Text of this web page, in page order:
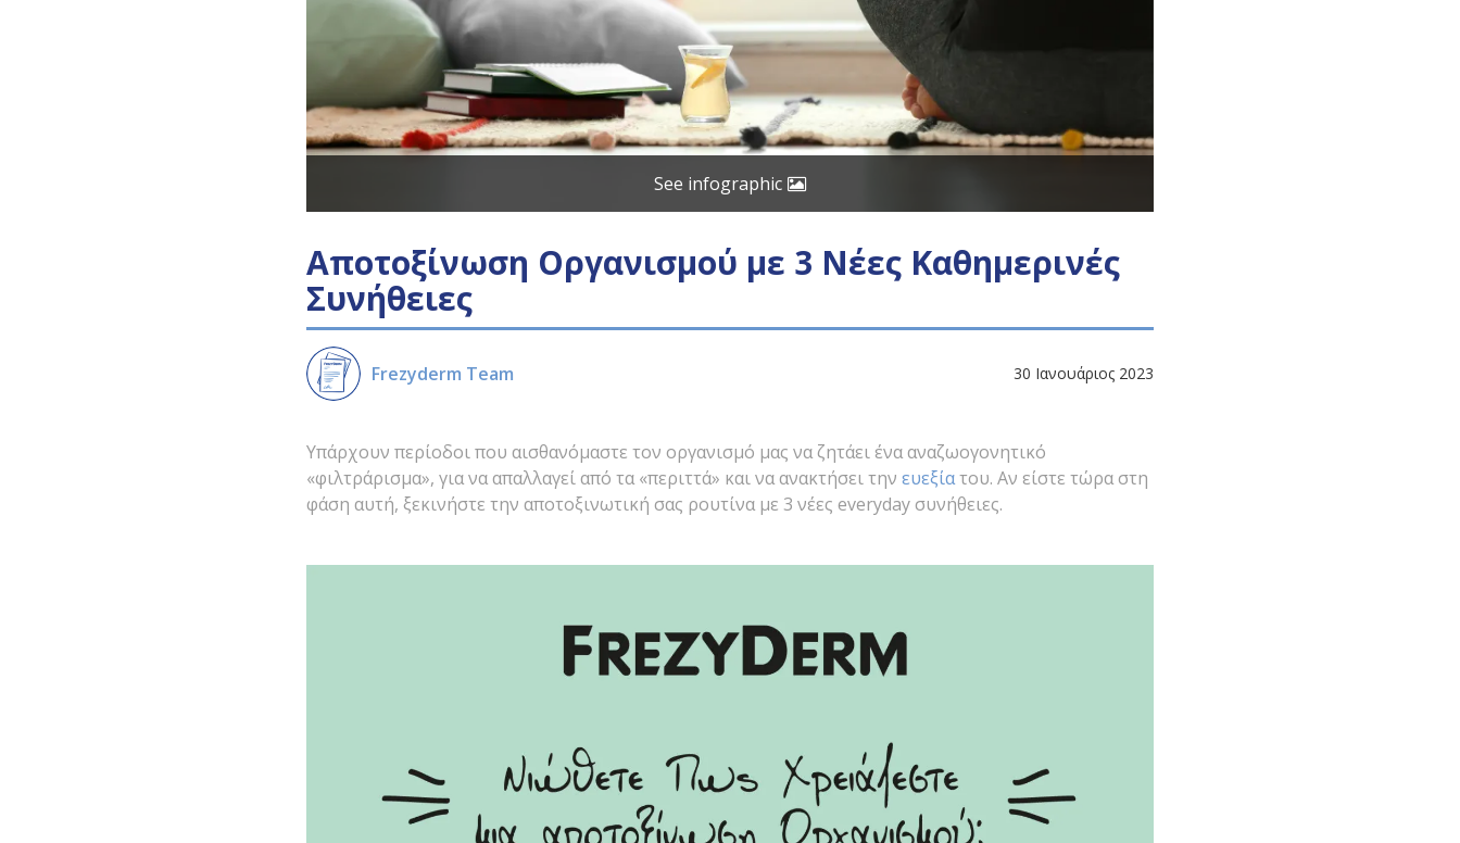
See infographic
Αποτοξίνωση Οργανισμού με 3 Νέες Καθημερινές
Συνήθειες
Frezyderm Team 30 Ιανουάριος 2023
Υπάρχουν περίοδοι που αισθανόμαστε τον οργανισμό μας να ζητάει ένα αναζωογονητικό
«φιλτράρισμα», για να απαλλαγεί από τα «περιττά» και να ανακτήσει την ευεξίατου. Αν είστε τώρα στη
φάση αυτή, ξεκινήστε την αποτοξινωτική σας ρουτίνα με 3 νέες everyday συνήθειες.